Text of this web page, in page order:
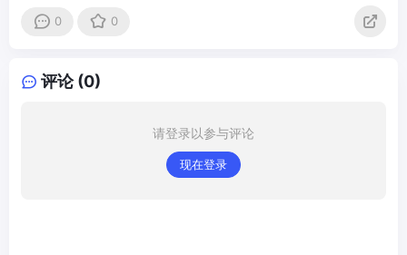
0 0
评论 (0)
请登录以参与评论
现在登录